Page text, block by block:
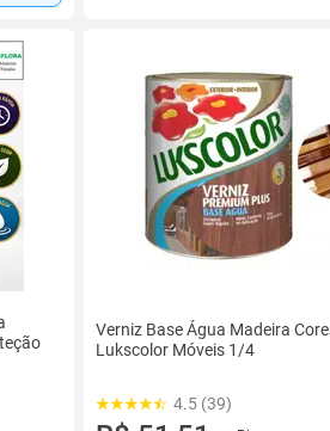
Verniz Base Água Madeira
Lukscolor Móveis 1/4
4.5 (39)